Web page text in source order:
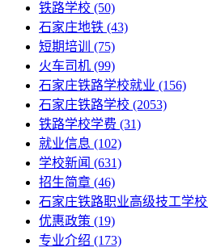
铁路学校 (50)
石家庄地铁 (43)
短期培训
(75)
火车司机 (99)
石家庄铁路学校就业 (156)
石家庄铁路学校 (2053)
铁路学校学费 (31)
就业信息 (102)
学校新闻 (631)
招生简章 (46)
石家庄铁路职业高级技工学校
优惠政策 (19)
专业介绍 (173)